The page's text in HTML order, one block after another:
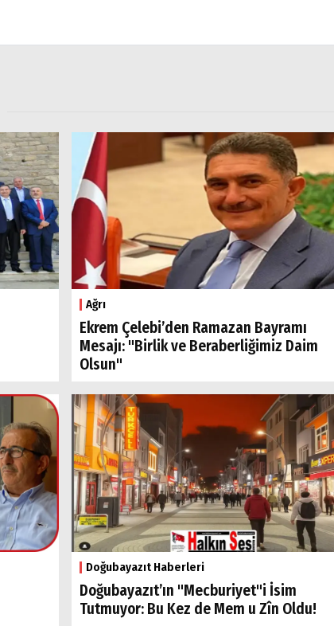
Ağrı
Ekrem Çelebi’den Ramazan Bayramı
Mesajı: "Birlik ve Beraberliğimiz Daim
Olsun"
Doğubayazıt Haberleri
Doğubayazıt’ın "Mecburiyet"i İsim
Tutmuyor: Bu Kez de Mem u Zîn Oldu!